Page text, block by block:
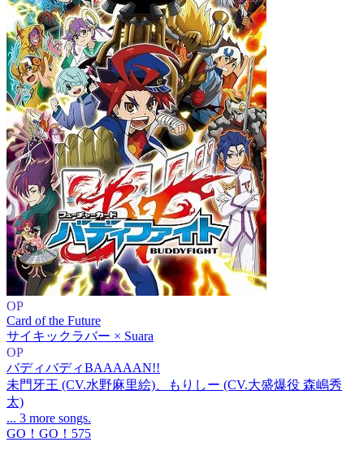
OP
Card of the Future
サイキックラバー × Suara
OP
バディバディBAAAAAN!!
未門牙王 (CV.水野麻里絵)、もりしー (CV.大盛爆役 森嶋秀
太)
... 3 more songs.
GO！GO！575